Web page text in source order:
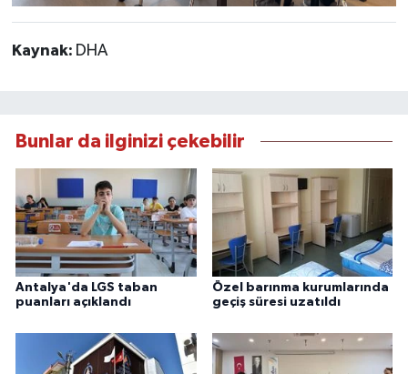
Kaynak: DHA
Bunlar da ilginizi çekebilir
Antalya'da LGS taban
puanları açıklandı
Özel barınma kurumlarında
geçiş süresi uzatıldı